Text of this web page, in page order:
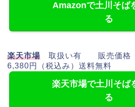
Amazonで土川そば
る
楽天市場 取扱い有 販売価格
6,380円（税込み）送料無料
楽天市場で土川そば
る